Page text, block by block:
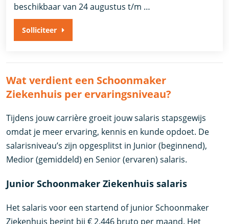
beschikbaar van 24 augustus t/m …
Solliciteer
Wat verdient een Schoonmaker
Ziekenhuis per ervaringsniveau?
Tijdens jouw carrière groeit jouw salaris stapsgewijs
omdat je meer ervaring, kennis en kunde opdoet. De
salarisniveau’s zijn opgesplitst in Junior (beginnend),
Medior (gemiddeld) en Senior (ervaren) salaris.
Junior Schoonmaker Ziekenhuis salaris
Het salaris voor een startend of junior Schoonmaker
Ziekenhuis begint bij € 2.446 bruto per maand. Het